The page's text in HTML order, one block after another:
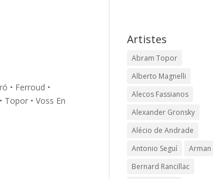
• Ferroud •
Topor • Voss En
Artistes
Abram Topor
Alberto Magnelli
Alecos Fassianos
Alexander Gronsky
Alécio de Andrade
Antonio Seguí
Arman
Bernard Rancillac